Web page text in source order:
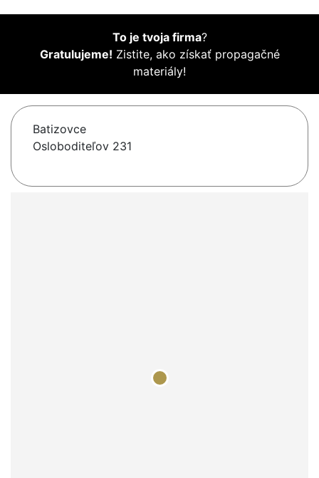
To je tvoja firma?
Gratulujeme! Zistite, ako získať propagačné
materiály!
Batizovce
Osloboditeľov 231